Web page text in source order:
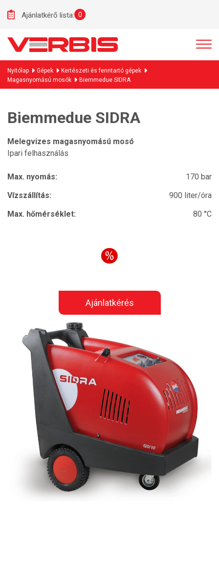
Ajánlatkérő lista: 0
Nyitólap Gépek
Kertészeti és fenntartó gépek
Magasnyomású mosók
Biemmedue SIDRA
Biemmedue SIDRA
Melegvizes magasnyomású mosó
Ipari felhasználás
Max. nyomás:
170 bar
Vízszállítás:
900 liter/óra
Max. hőmérséklet:
80 °C
Ajánlatkérés